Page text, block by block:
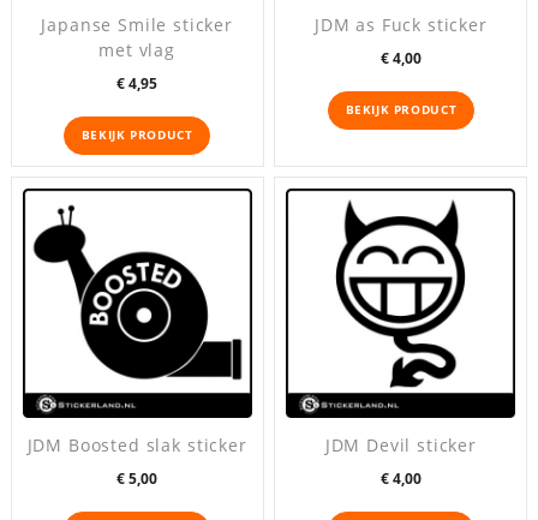
Japanse Smile sticker
met vlag
Prijs
€ 4,95
BEKIJK PRODUCT
JDM as Fuck sticker
Prijs
€ 4,00
BEKIJK PRODUCT
JDM Boosted slak sticker
Prijs
€ 5,00
JDM Devil sticker
Prijs
€ 4,00